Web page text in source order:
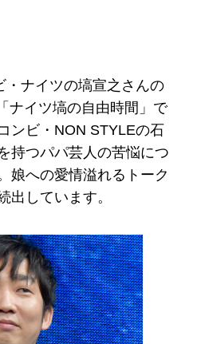
・ナイツの塙宣之さんの
ナイツ塙の自由時間」で
ンビ・NON STYLEの石
持つパパ芸人の苦悩につ
娘への愛情溢れるトーク
出しています。